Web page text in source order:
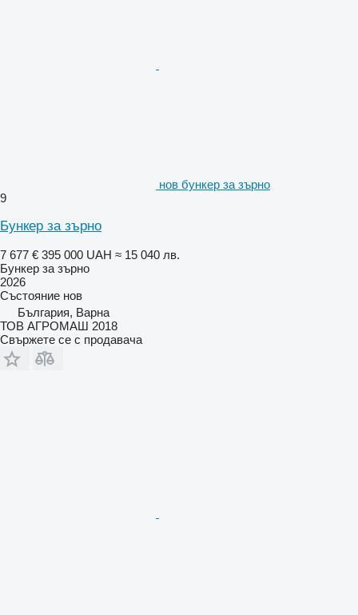
нов бункер за зърно
9
Бункер за зърно
7 677 € 395 000 UAH ≈ 15 040 лв.
Бункер за зърно
2026
Състояние нов
България, Варна
ТОВ АГРОМАШ 2018
Свържете се с продавача